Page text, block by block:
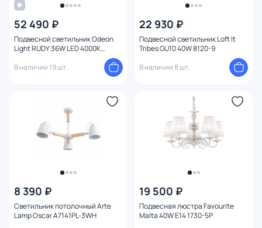
52 490 ₽
Подвесной светильник Odeon
Light RUDY 36W LED 4000К
В наличии 19 шт.
22 930 ₽
Подвесной светильник Loft It
Tribes GU10 40W 8120-9
В наличии 8 шт.
8 390 ₽
Светильник потолочный Arte
Lamp Oscar A7141PL-3WH
19 500 ₽
Подвесная люстра Favourite
Malta 40W E14 1730-5P
Тема
Конструкция
Мощность ламп